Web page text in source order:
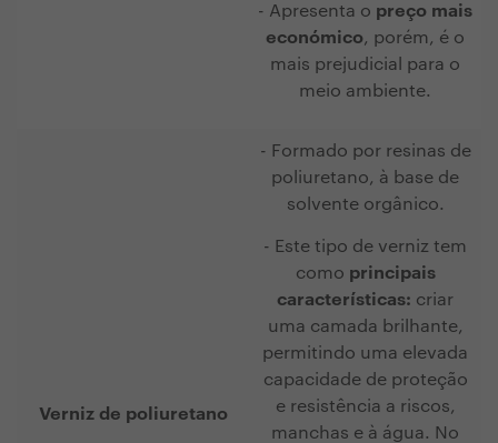
- Apresenta o preço mais
económico, porém, é o
mais prejudicial para o
meio ambiente.
Verniz de poliuretano
- Formado por resinas de
poliuretano, à base de
solvente orgânico.
- Este tipo de verniz tem
como principais
características: criar
uma camada brilhante,
permitindo uma elevada
capacidade de proteção
e resistência a riscos,
manchas e à água. No